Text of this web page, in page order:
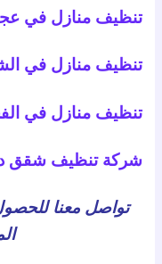
تنظيف منازل في
تنظيف منازل في
تنظيف منازل في
شركة تنظيف شقق
تواصل معنا